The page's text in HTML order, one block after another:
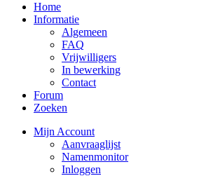
Home
Informatie
Algemeen
FAQ
Vrijwilligers
In bewerking
Contact
Forum
Zoeken
Mijn Account
Aanvraaglijst
Namenmonitor
Inloggen